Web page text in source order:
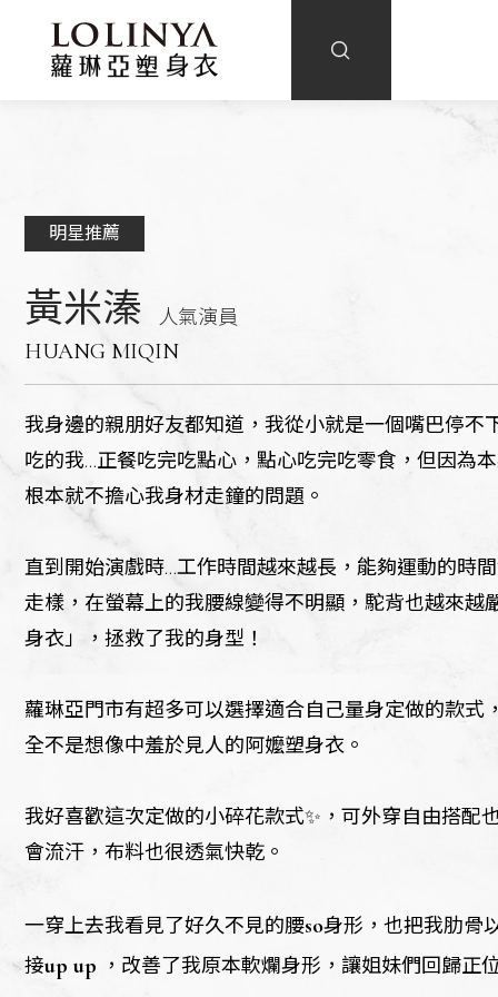
明星推薦
黃米溱 人氣演員
HUANG MIQIN
我身邊的親朋好友都知道，我從小就是一個嘴巴停不
吃的我...正餐吃完吃點心，點心吃完吃零食，但因為
根本就不擔心我身材走鐘的問題。
直到開始演戲時...工作時間越來越長，能夠運動的時
走樣，在螢幕上的我腰線變得不明顯，駝背也越來越
身衣」，拯救了我的身型！
蘿琳亞門市有超多可以選擇適合自己量身定做的款式
全不是想像中羞於見人的阿嬤塑身衣。
我好喜歡這次定做的小碎花款式✨，可外穿自由搭配
會流汗，布料也很透氣快乾。
一穿上去我看見了好久不見的腰so身形，也把我肋骨
接up up ，改善了我原本軟爛身形，讓姐妹們回歸正